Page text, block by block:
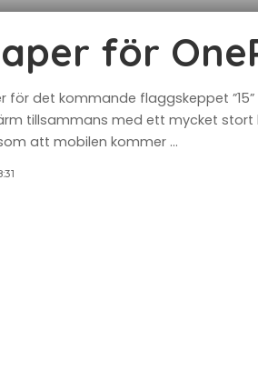
för
för det kommande flaggskeppet
tillsammans med ett mycket stort
att mobilen kommer ...